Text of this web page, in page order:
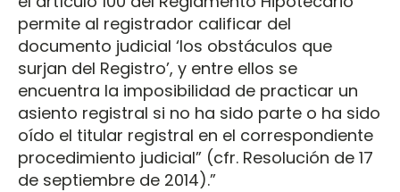
permite al registrador calificar del
documento judicial ‘los obstáculos que
surjan del Registro’, y entre ellos se
encuentra la imposibilidad de practicar un
asiento registral si no ha sido parte o ha sido
oído el titular registral en el correspondiente
procedimiento judicial” (cfr. Resolución de 17
de septiembre de 2014).”